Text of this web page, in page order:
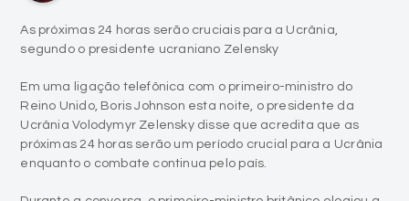
As próximas 24 horas serão cruciais para a Ucrânia,
segundo o presidente ucraniano Zelensky
Em uma ligação telefônica com o primeiro-ministro do
Reino Unido, Boris Johnson esta noite, o presidente da
Ucrânia Volodymyr Zelensky disse que acredita que as
próximas 24 horas serão um período crucial para a Ucrânia
enquanto o combate continua pelo país.